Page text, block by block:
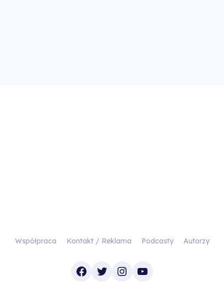
Współpraca Kontakt / Reklama Podcasty Autorzy
Facebook
TwitterInstagram
YouTube